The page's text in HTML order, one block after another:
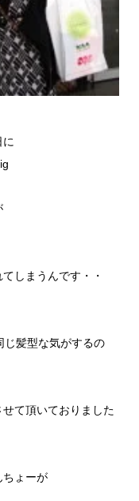
しまうんです・・
じ髪型な気がするの
て頂いておりました
ちょーが